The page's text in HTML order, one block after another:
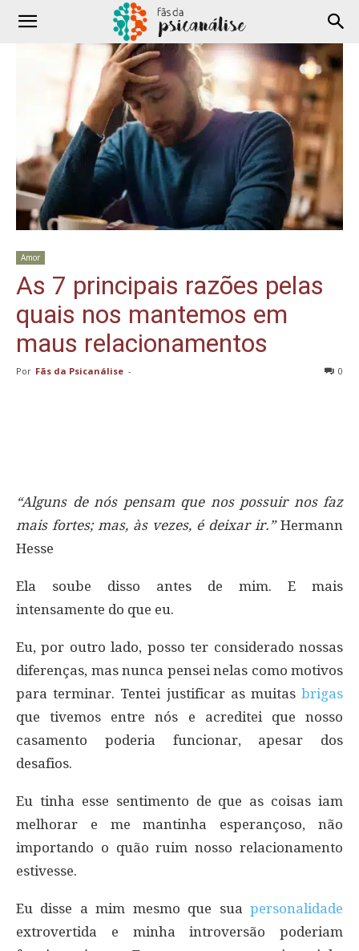
Amor
As 7 principais razões pelas
quais nos mantemos em
maus relacionamentos
Por Fãs da Psicanálise - 0
“Alguns de nós pensam que nos possuir nos faz
mais fortes; mas, às vezes, é deixar ir.”Hermann
Hesse
Ela soube disso antes de mim. E mais
intensamente do que eu.
Eu, por outro lado, posso ter considerado nossas
diferenças, mas nunca pensei nelas como motivos
para terminar. Tentei justificar as muitas brigas
que tivemos entre nós e acreditei que nosso
casamento poderia funcionar, apesar dos
desafios.
Eu tinha esse sentimento de que as coisas iam
melhorar e me mantinha esperançoso, não
importando o quão ruim nosso relacionamento
estivesse.
Eu disse a mim mesmo que sua personalidade
extrovertida e minha introversão poderiam